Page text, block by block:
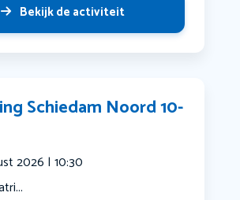
Bekijk de activiteit
Schiedam Noord 10-
2026 | 10:30